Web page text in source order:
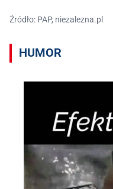
Źródło: PAP, niezalezna.pl
HUMOR